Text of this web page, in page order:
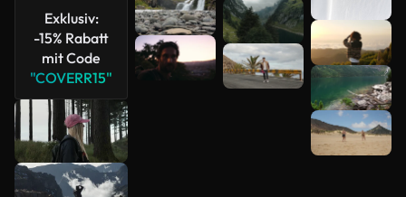
Exklusiv:
-15% Rabatt
mit Code
"COVERR15"
Mehr
anzeigen